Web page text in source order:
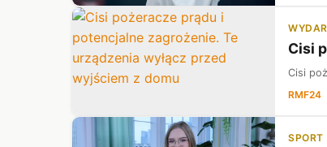
Cisi
Cisi
RMF24
SPORT